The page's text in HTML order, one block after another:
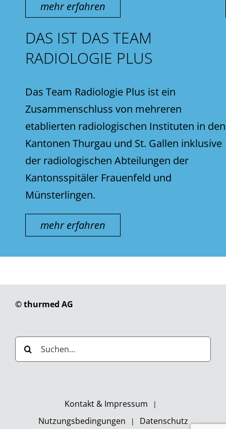
mehr erfahren
DAS IST DAS TEAM
RADIOLOGIE PLUS
Das Team Radiologie Plus ist ein
Zusammenschluss von mehreren
etablierten radiologischen Instituten in den
Kantonen Thurgau und St. Gallen inklusive
der radiologischen Abteilungen der
Kantonsspitäler Frauenfeld und
Münsterlingen.
mehr erfahren
© thurmed AG
Suche
nach:
Kontakt & Impressum
Nutzungsbedingungen
Datenschutz